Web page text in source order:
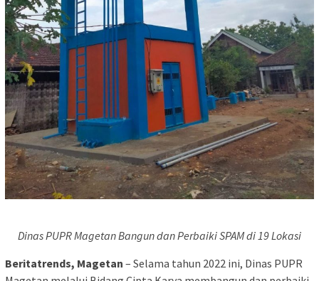
Dinas PUPR Magetan Bangun dan Perbaiki SPAM di 19 Lokasi
Beritatrends, Magetan – Selama tahun 2022 ini, Dinas PUPR